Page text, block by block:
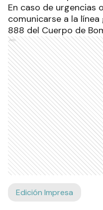
En caso de urgencias
comunicarse a la
888 del Cuerpo de
Ads
Edición Impresa